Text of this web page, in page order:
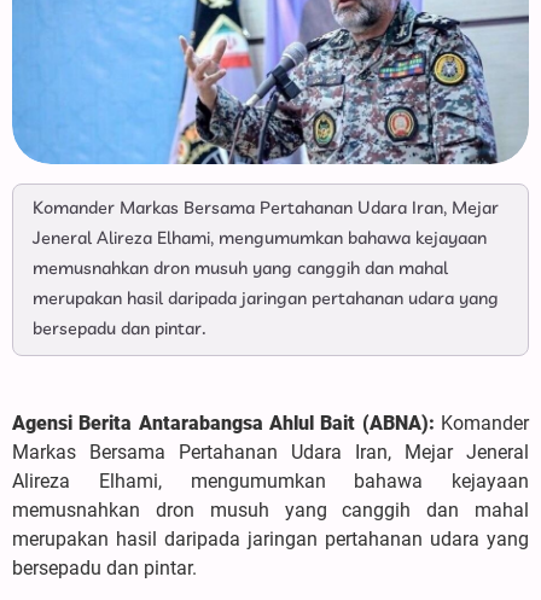
Komander Markas Bersama Pertahanan Udara Iran, Mejar
Jeneral Alireza Elhami, mengumumkan bahawa kejayaan
memusnahkan dron musuh yang canggih dan mahal
merupakan hasil daripada jaringan pertahanan udara yang
bersepadu dan pintar.
Agensi Berita Antarabangsa Ahlul Bait (ABNA): Komander
Markas Bersama Pertahanan Udara Iran, Mejar Jeneral
Alireza Elhami, mengumumkan bahawa kejayaan
memusnahkan dron musuh yang canggih dan mahal
merupakan hasil daripada jaringan pertahanan udara yang
bersepadu dan pintar.